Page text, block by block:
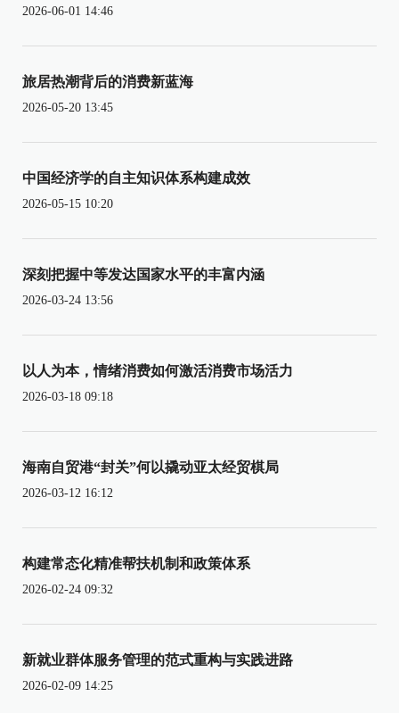
2026-06-01 14:46
旅居热潮背后的消费新蓝海
2026-05-20 13:45
中国经济学的自主知识体系构建成效
2026-05-15 10:20
深刻把握中等发达国家水平的丰富内涵
2026-03-24 13:56
以人为本，情绪消费如何激活消费市场活力
2026-03-18 09:18
海南自贸港“封关”何以撬动亚太经贸棋局
2026-03-12 16:12
构建常态化精准帮扶机制和政策体系
2026-02-24 09:32
新就业群体服务管理的范式重构与实践进路
2026-02-09 14:25